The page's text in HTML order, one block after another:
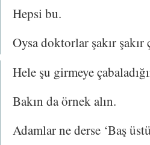
Hepsi bu.
Oysa doktorlar şakır şakır
Hele şu girmeye
Bakın da örnek alın.
Adamlar ne derse ‘Baş